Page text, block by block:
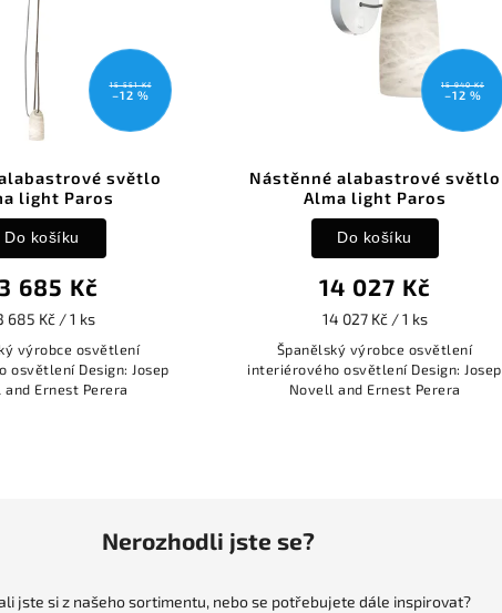
15 551 Kč
–12 %
světlo
light Paros
685 Kč
685 Kč / 1 ks
Do košíku
výrobce osvětlení
osvětlení Design: Josep
and Ernest Perera
15 940 Kč
–12 %
Nástěnné alabastrové světlo
Alma light Paros
14 027 Kč
14 027 Kč / 1 ks
Do košíku
Španělský výrobce osvětlení
interiérového osvětlení Design: Josep
Novell and Ernest Perera
Nerozhodli jste se?
jste si z našeho sortimentu, nebo se potřebujete dále inspirovat?